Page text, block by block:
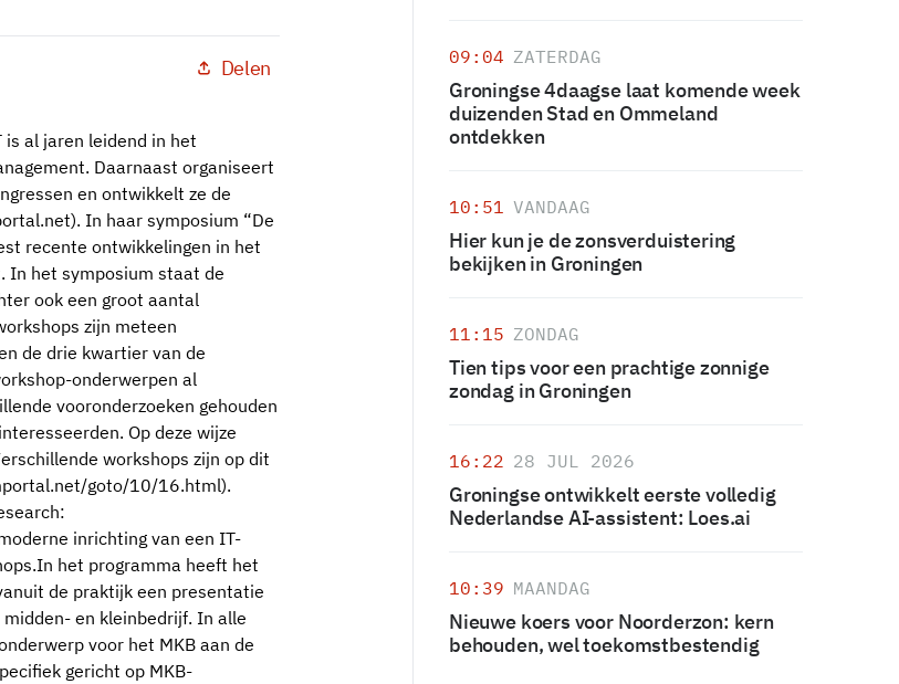
Delen
al jaren leidend in het
Daarnaast organiseert
en ontwikkelt ze de
In haar symposium “De
recente ontwikkelingen in het
In het symposium staat de
ook een groot aantal
zijn meteen
de drie kwartier van de
onderwerpen al
vooronderzoeken gehouden
Op deze wijze
workshops zijn op dit
goto/10/16.html).
inrichting van een IT-
het programma heeft het
de praktijk een presentatie
en kleinbedrijf. In alle
voor het MKB aan de
gericht op MKB-
09:04 ZATERDAG
Groningse 4daagse laat komende week
duizenden Stad en Ommeland
ontdekken
10:51 VANDAAG
Hier kun je de zonsverduistering
bekijken in Groningen
11:15 ZONDAG
Tien tips voor een prachtige zonnige
zondag in Groningen
16:22 28 JUL 2026
Groningse ontwikkelt eerste volledig
Nederlandse AI-assistent: Loes.ai
10:39 MAANDAG
Nieuwe koers voor Noorderzon: kern
behouden, wel toekomstbestendig